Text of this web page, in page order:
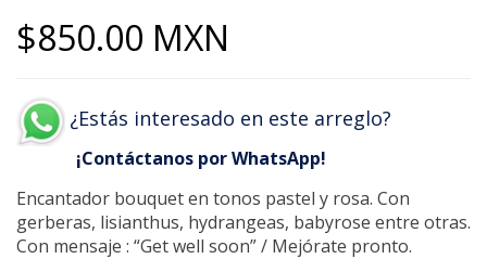
$850.00 MXN
¿Estás interesado en este arreglo?
¡Contáctanos por WhatsApp!
Encantador bouquet en tonos pastel y rosa. Con
gerberas, lisianthus, hydrangeas, babyrose entre otras.
Con mensaje : “Get well soon” / Mejórate pronto.